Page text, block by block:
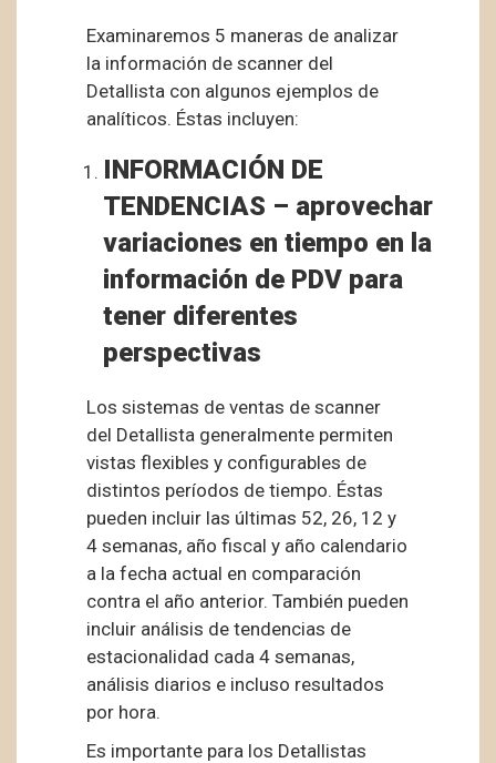
Examinaremos 5 maneras de analizar
la información de scanner del
Detallista con algunos ejemplos de
analíticos. Éstas incluyen:
INFORMACIÓN DE
TENDENCIAS – aprovechar
variaciones en tiempo en la
información de PDV para
tener diferentes
perspectivas
Los sistemas de ventas de scanner
del Detallista generalmente permiten
vistas flexibles y configurables de
distintos períodos de tiempo. Éstas
pueden incluir las últimas 52, 26, 12 y
4 semanas, año fiscal y año calendario
a la fecha actual en comparación
contra el año anterior. También pueden
incluir análisis de tendencias de
estacionalidad cada 4 semanas,
análisis diarios e incluso resultados
por hora.
Es importante para los Detallistas